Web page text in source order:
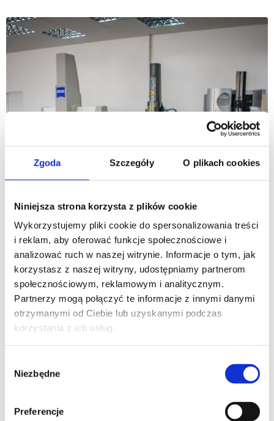
Zgoda Szczegóły O plikach cookies
Niniejsza strona korzysta z plików cookie
Wykorzystujemy pliki cookie do spersonalizowania treści
i reklam, aby oferować funkcje społecznościowe i
analizować ruch w naszej witrynie. Informacje o tym, jak
korzystasz z naszej witryny, udostępniamy partnerom
społecznościowym, reklamowym i analitycznym.
Partnerzy mogą połączyć te informacje z innymi danymi
otrzymanymi od Ciebie lub uzyskanymi podczas
korzystania z ich usług.
zgody
Niezbędne
Preferencje
korzyści: